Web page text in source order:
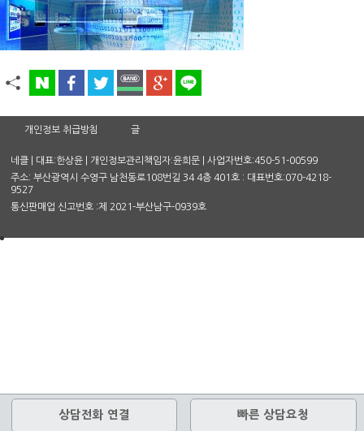
개인정보 취급방침 글
네클 | 대표:한상윤 | 개인정보관리책임자:윤희문 | 사업자번호:450-51-00599
주소: 부산광역시 수영구 남천동로108번길 34 4층 401호 : 대표번호:070-4218-
9527
통신판매업 신고번호 :제 2021-부산남구-0939호
상담전화 연결 빠른 상담요청